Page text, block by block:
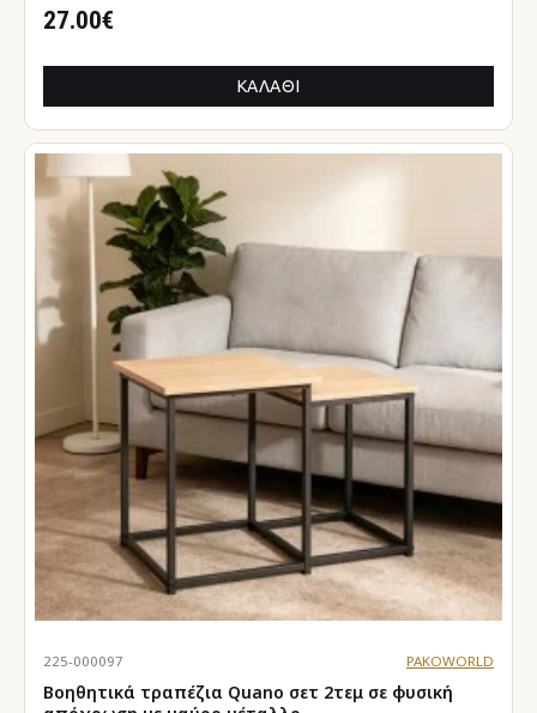
27.00€
ΚΑΛΆΘΙ
225-000097 PAKOWORLD
Βοηθητικά τραπέζια Quano σετ 2τεμ σε φυσική